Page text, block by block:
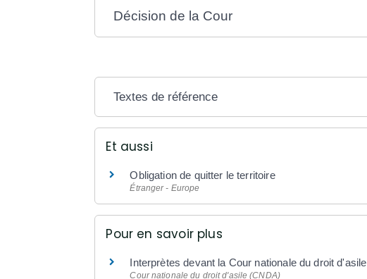
Décision de la Cour
Textes de référence
Et aussi
Obligation de quitter le territoire
Étranger - Europe
Pour en savoir plus
Interprètes devant la Cour nationale du droit d'asile
Cour nationale du droit d'asile (CNDA)